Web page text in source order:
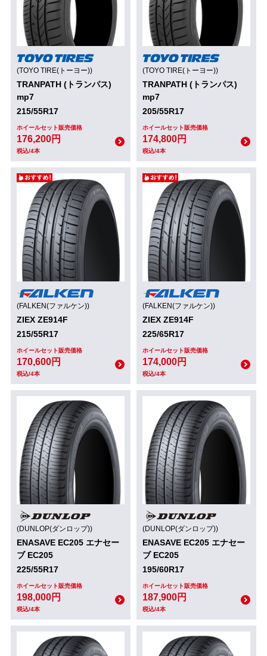
(TOYO TIRE(トーヨー))
TRANPATH (トランパス)
mp7
215/55R17
ホイールセット販売価格
176,200円
税込/4本
(TOYO TIRE(トーヨー))
TRANPATH (トランパス)
mp7
205/55R17
ホイールセット販売価格
174,800円
税込/4本
(FALKEN(ファルケン))
ZIEX ZE914F
215/55R17
ホイールセット販売価格
170,600円
税込/4本
(FALKEN(ファルケン))
ZIEX ZE914F
225/65R17
ホイールセット販売価格
174,000円
税込/4本
(DUNLOP(ダンロップ))
ENASAVE EC205 エナセー
ブ EC205
225/55R17
ホイールセット販売価格
198,000円
税込/4本
(DUNLOP(ダンロップ))
ENASAVE EC205 エナセー
ブ EC205
195/60R17
ホイールセット販売価格
187,900円
税込/4本